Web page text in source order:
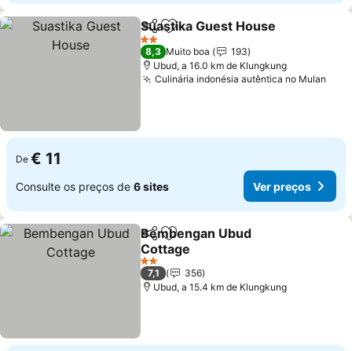
PartilharAdicionar aos favoritos
Suastika Guest House
2 Estrelas
8,3 Muito boa
193
Ubud, a 16.0 km de Klungkung
Culinária indonésia autêntica no Mulan
De € 11
Consulte os preços de 6 sites Ver preços
PartilharAdicionar aos favoritos
Bembengan Ubud
Cottage
Ver preços
2 Estrelas
7,1
356
Ubud, a 15.4 km de Klungkung